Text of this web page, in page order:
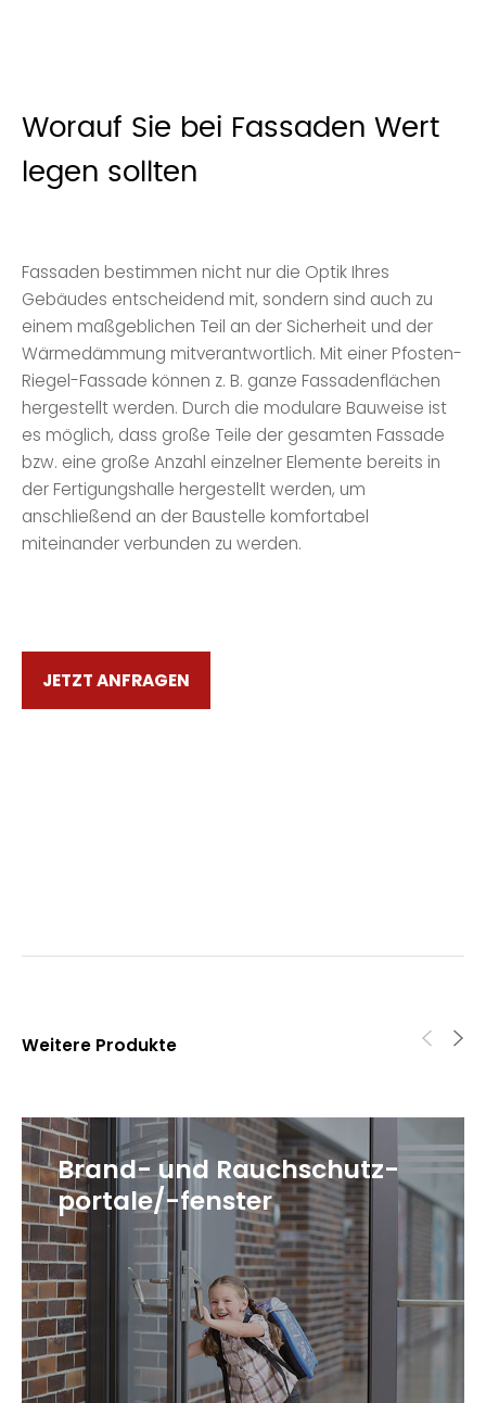
Worauf Sie bei Fassaden Wert
legen sollten
Fassaden bestimmen nicht nur die Optik Ihres
Gebäudes entscheidend mit, sondern sind auch zu
einem maßgeblichen Teil an der Sicherheit und der
Wärmedämmung mitverantwortlich. Mit einer Pfosten-
Riegel-Fassade können z. B. ganze Fassaden­flächen
hergestellt werden. Durch die modulare Bauweise ist
es möglich, dass große Teile der gesamten Fassade
bzw. eine große Anzahl einzelner Elemente bereits in
der Fertigungshalle hergestellt werden, um
anschließend an der Baustelle komfortabel
miteinander verbunden zu werden.
JETZT ANFRAGEN
Weitere Produkte
Brand- und Rauchschutz-
portale/-fenster